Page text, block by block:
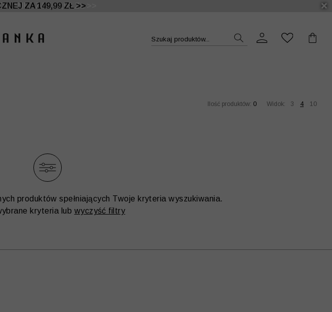
ZA 149,99 ZŁ >>
DRUGI I TRZECI PRODUKT >>
Szukaj produktów...
Ilość produktów: 0 Widok: 3 4 10
produktów spełniających Twoje kryteria wyszukiwania.
kryteria lub wyczyść filtry